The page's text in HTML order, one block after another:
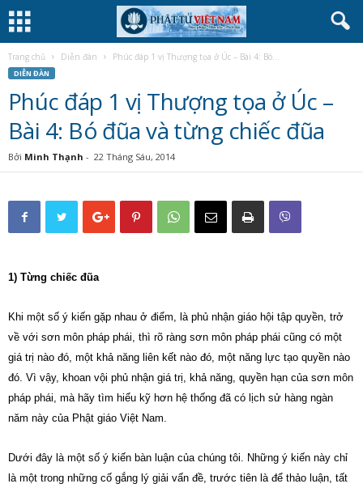
Trang chủ Diễn đàn Phúc đáp 1 vị Thượng tọa ở Úc – Bài 4: Bó...
DIỄN ĐÀN
Phúc đáp 1 vị Thượng tọa ở Úc –
Bài 4: Bó đũa và từng chiếc đũa
Bởi Minh Thạnh - 22 Tháng Sáu, 2014
1) Từng chiếc đũa
Khi một số ý kiến gặp nhau ở điểm, là phủ nhận giáo hội tập quyền, trở
về với sơn môn pháp phái, thì rõ ràng sơn môn pháp phái cũng có một
giá trị nào đó, một khả năng liên kết nào đó, một năng lực tạo quyền nào
đó. Vì vậy, khoan vội phủ nhận giá trị, khả năng, quyền hạn của sơn môn
pháp phái, mà hãy tìm hiểu kỹ hơn hệ thống đã có lịch sử hàng ngàn
năm này của Phật giáo Việt Nam.
Dưới đây là một số ý kiến bàn luận của chúng tôi. Những ý kiến này chỉ
là một trong những cố gắng lý giải vấn đề, trước tiên là để thảo luận, tất